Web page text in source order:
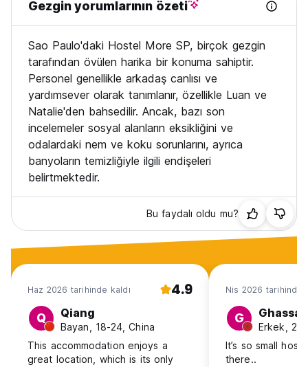
Gezgin yorumlarının özeti
Sao Paulo'daki Hostel More SP, birçok gezgin
tarafından övülen harika bir konuma sahiptir.
Personel genellikle arkadaş canlısı ve
yardımsever olarak tanımlanır, özellikle Luan ve
Natalie'den bahsedilir. Ancak, bazı son
incelemeler sosyal alanların eksikliğini ve
odalardaki nem ve koku sorunlarını, ayrıca
banyoların temizliğiyle ilgili endişeleri
belirtmektedir.
Bu faydalı oldu mu?
Haz 2026 tarihinde kaldı 4.9
Q Qiang
Bayan, 18-24, China
This accommodation enjoys a
great location, which is its only
Nis 2026 tarihinde
G Ghassan
Erkek,
It’s so small
there..